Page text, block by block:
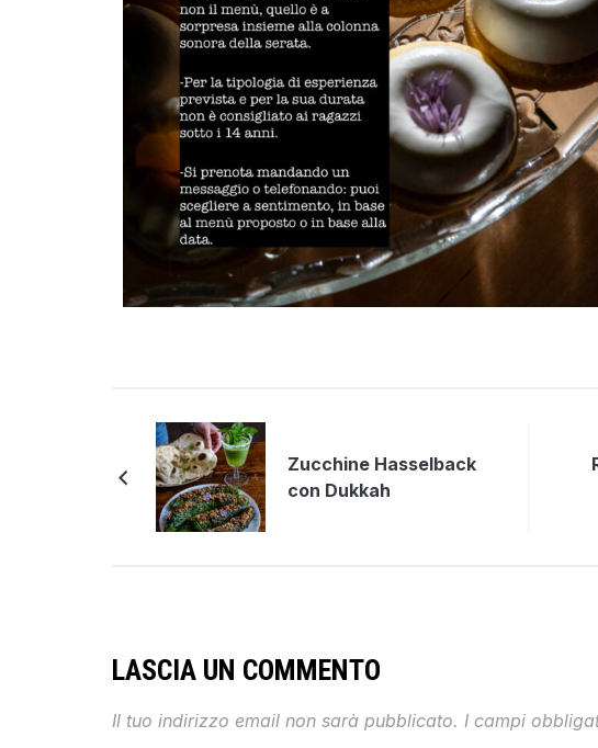
Zucchine Hasselback
con Dukkah
LASCIA UN COMMENTO
Il tuo indirizzo email non sarà pubblicato. I campi